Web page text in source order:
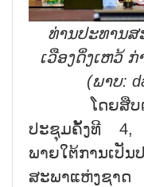
ທ່ານປະທານ
ເວືອງດິ່ງເຫວ້
(ພາບ:
ໂດຍສືບຕໍ່ລາ
ປະຊຸມຄັ້ງທີ 4,
ພາຍໃຕ້ການເປັນ
ສະພາແຫ່ງຊາດ